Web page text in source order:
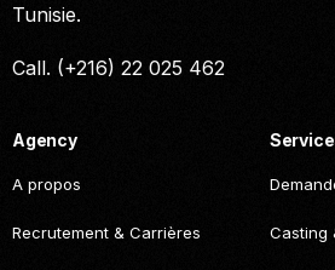
Tunisie.
Call. (+216) 22 025 462
Agency
A propos
Recrutement & Carrières Casting